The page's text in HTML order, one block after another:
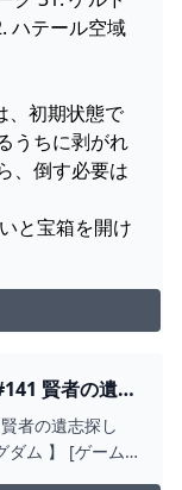
ハテール空域
、初期状態で
うちに剥がれ
、倒す必要は
と宝箱を開け
賢者の遺志
ザキングダム
者の遺志探し
ダム 】 [ゲーム] .